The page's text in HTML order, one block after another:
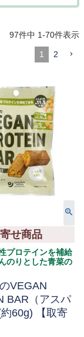
97件中 1-70件表示
1 2
せ商品
プロテインを補給
のりとした青菜の
VEGAN
BAR（アスパ
60g) 【取寄